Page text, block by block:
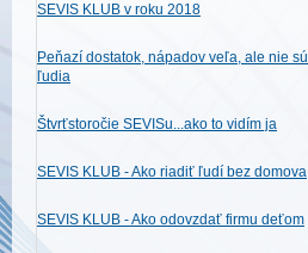
SEVIS KLUB v roku 2018
Peňazí dostatok, nápadov veľa, ale nie sú
ľudia
Štvrťstoročie SEVISu...ako to vidím ja
SEVIS KLUB - Ako riadiť ľudí bez domova
SEVIS KLUB - Ako odovzdať firmu deťom